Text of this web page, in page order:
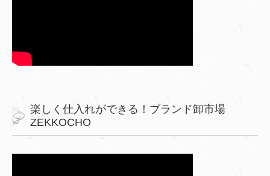
楽しく仕入れができる！ブランド卸市場
ZEKKOCHO